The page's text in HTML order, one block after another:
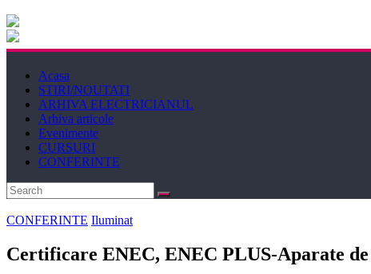
Electricianul
Revista
Electricianul
Acasa
STIRI/NOUTATI
ARHIVA ELECTRICIANUL
Arhiva articole
Evenimente
CURSURI
CONFERINTE
CONFERINTE Iluminat
Certificare ENEC, ENEC PLUS-Aparate